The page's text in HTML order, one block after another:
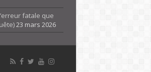
fatale que
23 mars 2026